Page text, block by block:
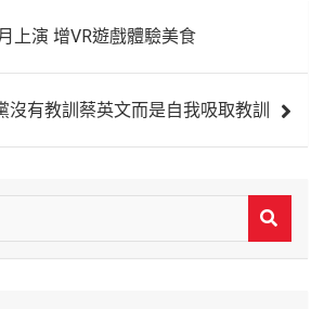
上演 增VR遊戲體驗美食
沒有教訓蔡英文而是自我吸取教訓